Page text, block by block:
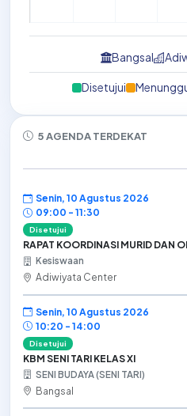
Bangsal
Disetujui
5 AGENDA TERDEKAT
Senin, 10 Agustus 2026
09:00 - 11:30
Disetujui
Kesiswaan
Adiwiyata Center
Senin, 10 Agustus 2026
10:20 - 14:00
Disetujui
KBM SENI TARI KELAS XI
SENI BUDAYA (SENI TARI)
Bangsal